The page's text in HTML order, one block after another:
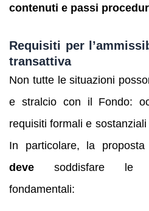
contenuti e passi
Requisiti per
transattiva
Non tutte le situazioni
e stralcio con il Fondo:
requisiti formali e
In particolare, la
deve soddisfare le
fondamentali: